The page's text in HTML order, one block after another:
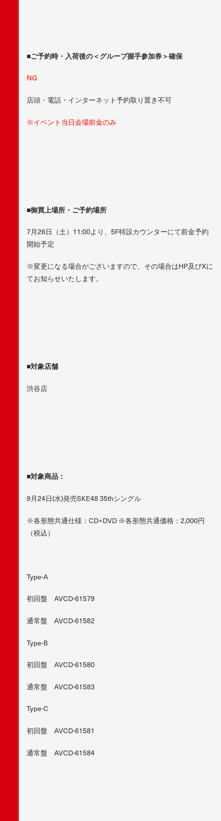
■ご予約時・入荷後の＜グループ握手参加券＞確保
NG
店頭・電話・インターネット予約取り置き不可
※イベント当日会場前金のみ
■御買上場所・ご予約場所
7月26日（土）11:00より、5F特設カウンターにて前金予約
開始予定
※変更になる場合がございますので、その場合はHP及びXに
てお知らせいたします。
■対象店舗
渋谷店
■対象商品：
9月24日(水)発売SKE48 35thシングル
※各形態共通仕様：CD+DVD ※各形態共通価格：2,000円
（税込）
Type-A
初回盤 AVCD-61579
通常盤 AVCD-61582
Type-B
初回盤 AVCD-61580
通常盤 AVCD-61583
Type-C
初回盤 AVCD-61581
通常盤 AVCD-61584